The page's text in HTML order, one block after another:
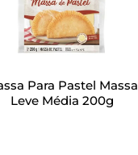
Para Pastel Massa
Leve Média 200g